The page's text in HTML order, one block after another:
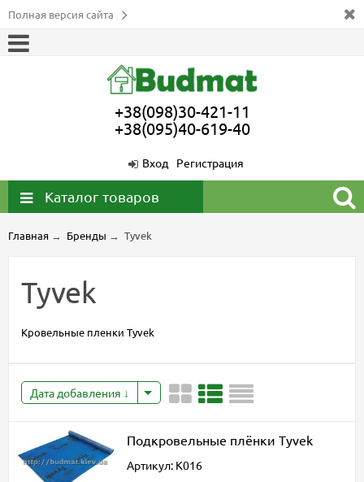
Полная версия сайта
+38(098)30-421-11
+38(095)40-619-40
Вход Регистрация
Каталог товаров
Главная → Бренды → Tyvek
Tyvek
Кровельные пленки Tyvek
Дата добавления
Подкровельные плёнки Tyvek
Артикул: K016